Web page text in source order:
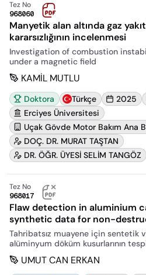
Tez No
968060
Manyetik alan altında gaz
kararsızlığının incelenmesi
Investigation of combustion
under a magnetic field
KAMİL MUTLU
Doktora Türkçe 2025
Erciyes Üniversitesi
Uçak Gövde Motor Bakım Ana
DOÇ. DR. MURAT TAŞTAN
DR. ÖĞR. ÜYESİ SELİM TANGÖZ
Tez No
968017
Flaw detection in aluminium
synthetic data for non-
Tahribatsız muayene için sentetik
alüminyum döküm kusurlarının
UMUT CAN ERKAN